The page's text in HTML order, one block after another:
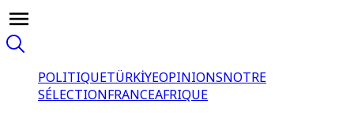
POLITIQUETÜRKİYEOPINIONSNOTRE
SÉLECTIONFRANCEAFRIQUE